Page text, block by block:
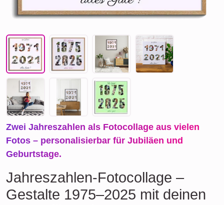
Zwei Jahreszahlen als Fotocollage aus vielen
Fotos – personalisierbar für Jubiläen und
Geburtstage.
Jahreszahlen-Fotocollage –
Gestalte 1975–2025 mit deinen